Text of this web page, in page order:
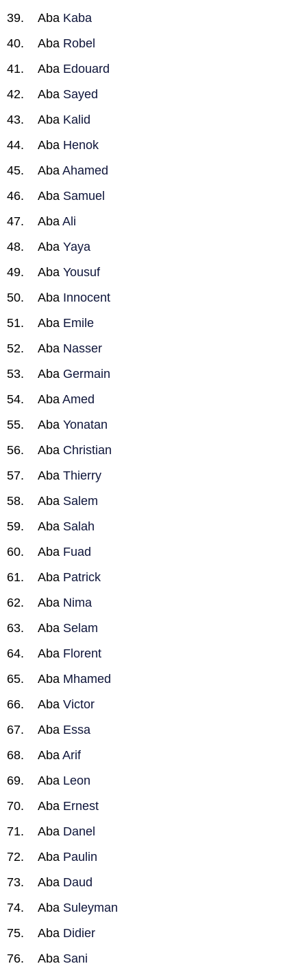
Aba Kaba
Aba Robel
Aba Edouard
Aba Sayed
Aba Kalid
Aba Henok
Aba Ahamed
Aba Samuel
Aba Ali
Aba Yaya
Aba Yousuf
Aba Innocent
Aba Emile
Aba Nasser
Aba Germain
Aba Amed
Aba Yonatan
Aba Christian
Aba Thierry
Aba Salem
Aba Salah
Aba Fuad
Aba Patrick
Aba Nima
Aba Selam
Aba Florent
Aba Mhamed
Aba Victor
Aba Essa
Aba Arif
Aba Leon
Aba Ernest
Aba Danel
Aba Paulin
Aba Daud
Aba Suleyman
Aba Didier
Aba Sani